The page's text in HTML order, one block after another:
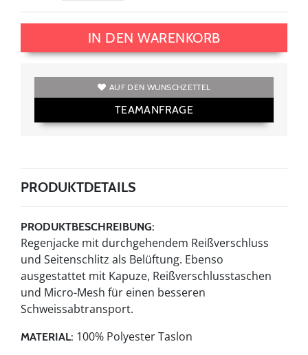
IN DEN WARENKORB
AUF DEN WUNSCHZETTEL
TEAMANFRAGE
PRODUKTDETAILS
PRODUKTBESCHREIBUNG:
Regenjacke mit durchgehendem Reißverschluss
und Seitenschlitz als Belüftung. Ebenso
ausgestattet mit Kapuze, Reißverschlusstaschen
und Micro-Mesh für einen besseren
Schweissabtransport.
MATERIAL: 100% Polyester Taslon